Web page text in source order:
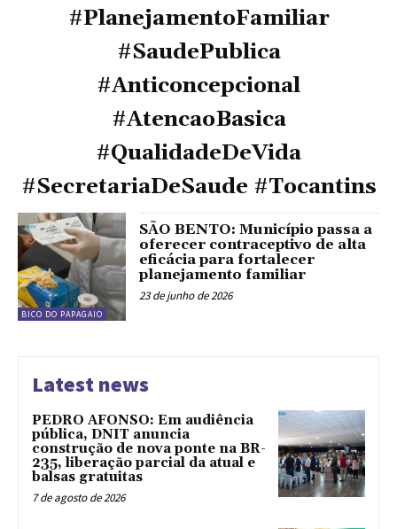
#PlanejamentoFamiliar
#SaudePublica
#Anticoncepcional
#AtencaoBasica
#QualidadeDeVida
#SecretariaDeSaude #Tocantins
BICO DO PAPAGAIO
SÃO BENTO: Município passa a
oferecer contraceptivo de alta
eficácia para fortalecer
planejamento familiar
23 de junho de 2026
Latest news
PEDRO AFONSO: Em audiência
pública, DNIT anuncia
construção de nova ponte na BR-
235, liberação parcial da atual e
balsas gratuitas
7 de agosto de 2026